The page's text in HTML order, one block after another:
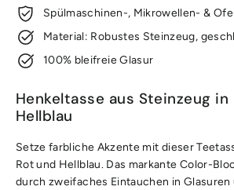
Spülmaschinen-, Mikrowellen- &
Material: Robustes Steinzeug,
100% bleifreie Glasur
Henkeltasse aus Steinzeug in
Hellblau
Setze farbliche Akzente mit dieser
Rot und Hellblau. Das markante Color-
durch zweifaches Eintauchen in